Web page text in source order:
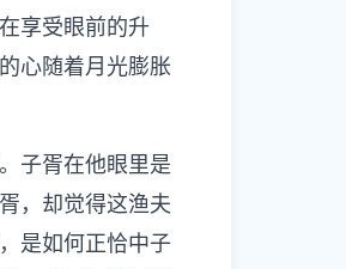
享受眼前的升
心随着月光膨胀
子胥在他眼里是
，却觉得这渔夫
是如何正恰中子